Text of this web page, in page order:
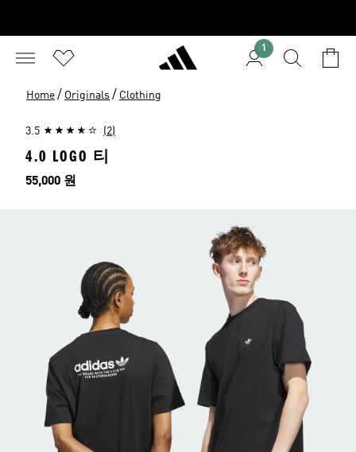
1
Home / Originals / Clothing
3.5 (2)
4.0 LOGO 티
가격
55,000 원